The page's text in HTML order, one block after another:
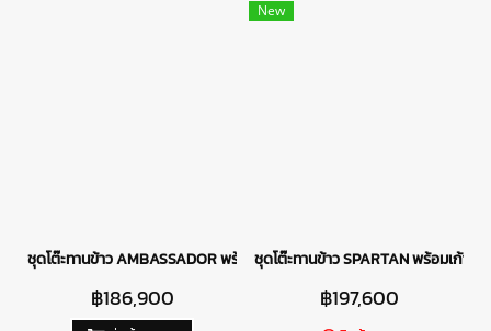
ชุดโต๊ะทานข้าว AMBASSADOR พร้อมเก้าอี้ BERNINI
฿186,900
New
ชุดโต๊ะทานข้าว SPARTAN พร้อมเก้าอี้
฿197,600